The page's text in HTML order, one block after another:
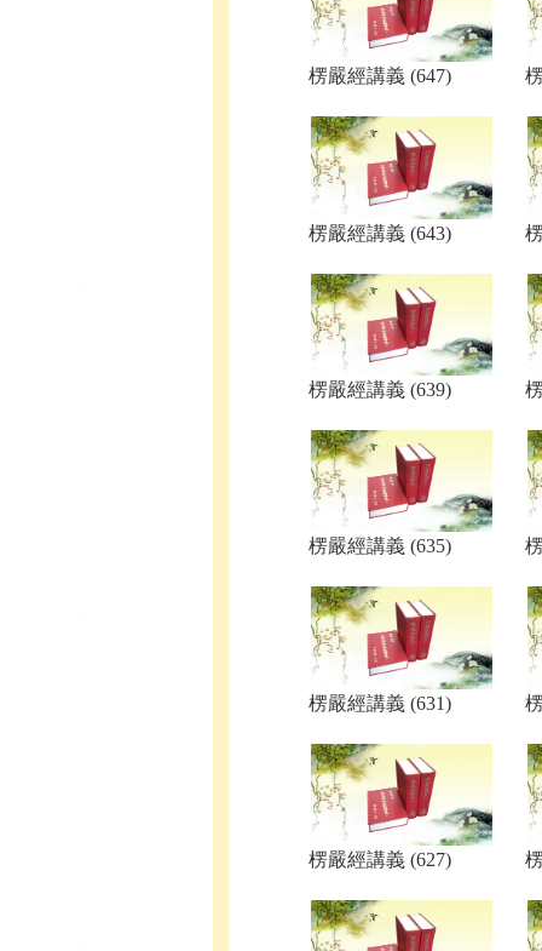
楞嚴經講義 (647)
楞嚴經講義 (643)
楞嚴經講義 (639)
楞嚴經講義 (635)
楞嚴經講義 (631)
楞嚴經講義 (627)